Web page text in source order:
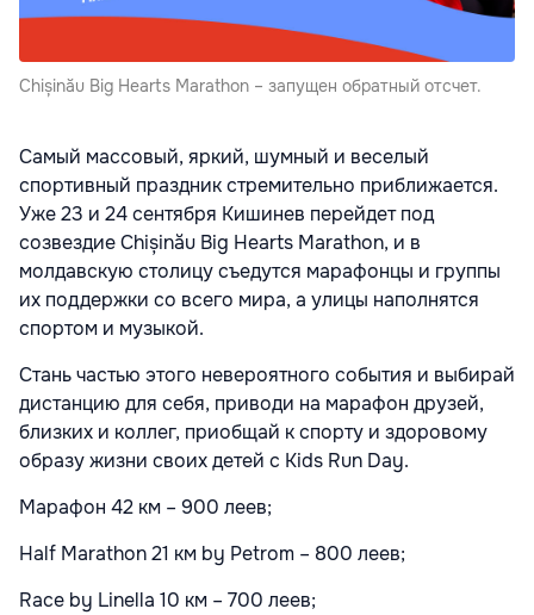
Chișinău Big Hearts Marathon – запущен обратный отсчет.
Самый массовый, яркий, шумный и веселый
спортивный праздник стремительно приближается.
Уже 23 и 24 сентября Кишинев перейдет под
созвездие Chișinău Big Hearts Marathon, и в
молдавскую столицу съедутся марафонцы и группы
их поддержки со всего мира, а улицы наполнятся
спортом и музыкой.
Стань частью этого невероятного события и выбирай
дистанцию для себя, приводи на марафон друзей,
близких и коллег, приобщай к спорту и здоровому
образу жизни своих детей с Kids Run Day.
Марафон 42 км – 900 леев;
Half Marathon 21 км by Petrom – 800 леев;
Race by Linella 10 км – 700 леев;